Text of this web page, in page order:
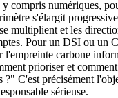
compris numériques,
s'élargit
multiplient et les
Pour un DSI ou un
l'empreinte carbone
prioriser et
?" C'est précisément
sérieuse.